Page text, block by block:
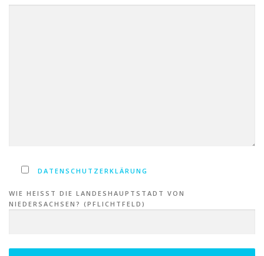
DATENSCHUTZERKLÄRUNG
WIE HEISST DIE LANDESHAUPTSTADT VON N
IEDERSACHSEN? (PFLICHTFELD)